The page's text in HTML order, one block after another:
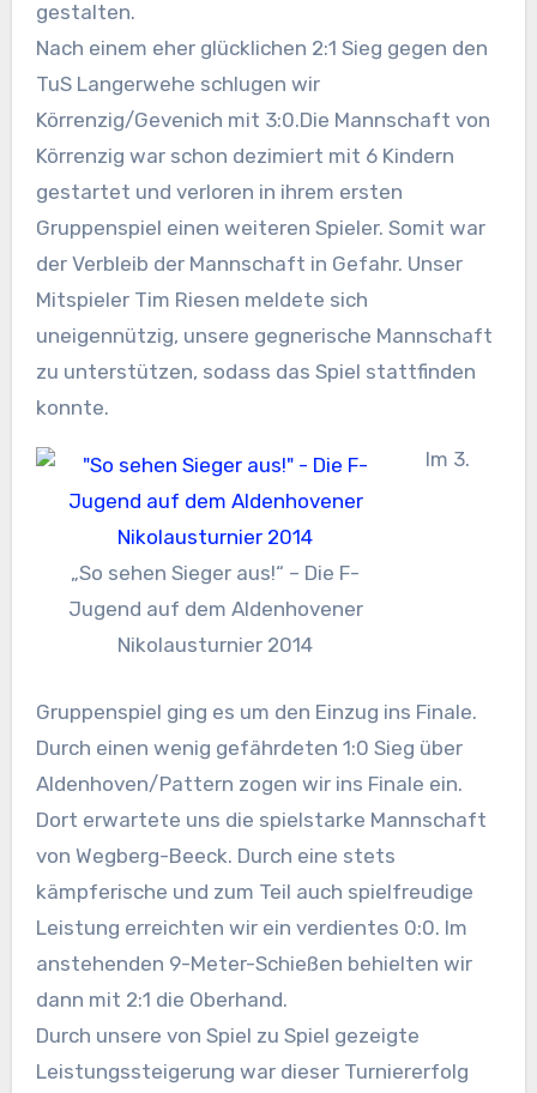
gestalten.
Nach einem eher glücklichen 2:1 Sieg gegen den
TuS Langerwehe schlugen wir
Körrenzig/Gevenich mit 3:0.Die Mannschaft von
Körrenzig war schon dezimiert mit 6 Kindern
gestartet und verloren in ihrem ersten
Gruppenspiel einen weiteren Spieler. Somit war
der Verbleib der Mannschaft in Gefahr. Unser
Mitspieler Tim Riesen meldete sich
uneigennützig, unsere gegnerische Mannschaft
zu unterstützen, sodass das Spiel stattfinden
konnte.
„So sehen Sieger aus!“ – Die F-
Jugend auf dem Aldenhovener
Nikolausturnier 2014
Im 3.
Gruppenspiel ging es um den Einzug ins Finale.
Durch einen wenig gefährdeten 1:0 Sieg über
Aldenhoven/Pattern zogen wir ins Finale ein.
Dort erwartete uns die spielstarke Mannschaft
von Wegberg-Beeck. Durch eine stets
kämpferische und zum Teil auch spielfreudige
Leistung erreichten wir ein verdientes 0:0. Im
anstehenden 9-Meter-Schießen behielten wir
dann mit 2:1 die Oberhand.
Durch unsere von Spiel zu Spiel gezeigte
Leistungssteigerung war dieser Turniererfolg